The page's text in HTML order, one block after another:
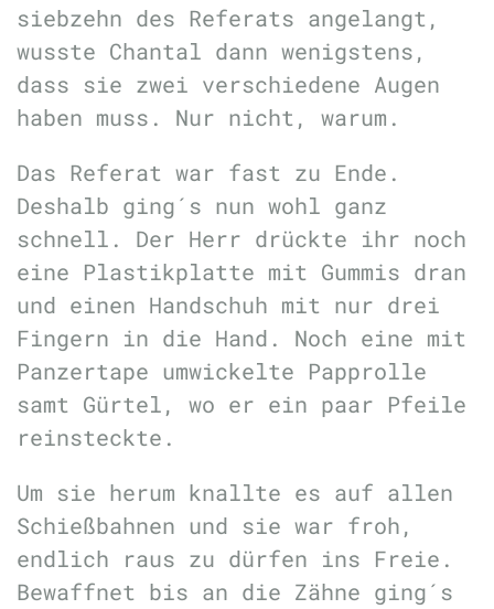
siebzehn des Referats angelangt,
wusste Chantal dann wenigstens,
dass sie zwei verschiedene Augen
haben muss. Nur nicht, warum.
Das Referat war fast zu Ende.
Deshalb ging´s nun wohl ganz
schnell. Der Herr drückte ihr noch
eine Plastikplatte mit Gummis dran
und einen Handschuh mit nur drei
Fingern in die Hand. Noch eine mit
Panzertape umwickelte Papprolle
samt Gürtel, wo er ein paar Pfeile
reinsteckte.
Um sie herum knallte es auf allen
Schießbahnen und sie war froh,
endlich raus zu dürfen ins Freie.
Bewaffnet bis an die Zähne ging´s